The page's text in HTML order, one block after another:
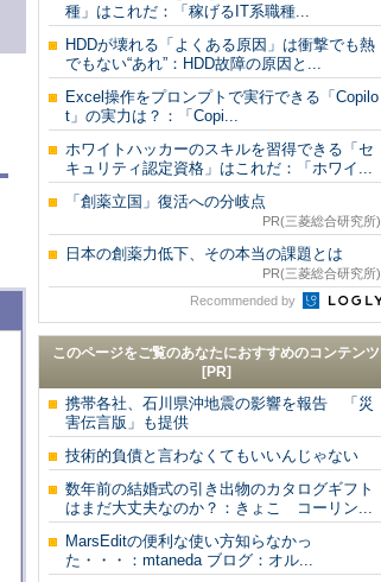
種」はこれだ：「稼げるIT系職種...
HDDが壊れる「よくある原因」は衝撃でも熱
でもない“あれ”：HDD故障の原因と...
Excel操作をプロンプトで実行できる「Copilo
t」の実力は？：「Copi...
ホワイトハッカーのスキルを習得できる「セ
キュリティ認定資格」はこれだ：「ホワイ...
「創薬立国」復活への分岐点
PR(三菱総合研究所)
日本の創薬力低下、その本当の課題とは
PR(三菱総合研究所)
Recommended by
このページをご覧のあなたにおすすめのコンテンツ
[PR]
携帯各社、石川県沖地震の影響を報告 「災
害伝言版」も提供
技術的負債と言わなくてもいいんじゃない
数年前の結婚式の引き出物のカタログギフト
はまだ大丈夫なのか？：きょこ コーリン...
MarsEditの便利な使い方知らなかっ
た・・・：mtaneda ブログ：オル...